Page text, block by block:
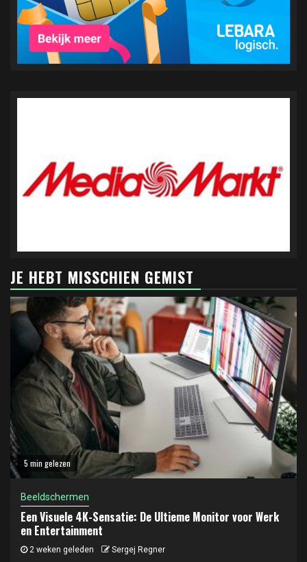
JE HEBT MISSCHIEN GEMIST
5 min gelezen
Beeldschermen
Een Visuele 4K-Sensatie: De Ultieme Monitor voor Werk
en Entertainment
2 weken geleden Sergej Regner